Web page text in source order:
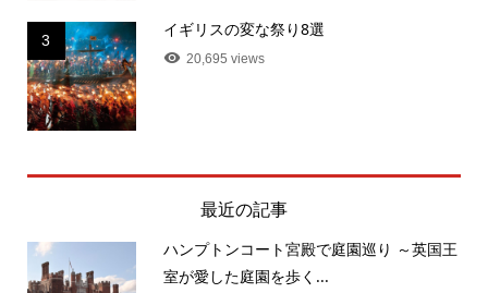
3
イギリスの変な祭り8選
20,695 views
最近の記事
ハンプトンコート宮殿で庭園巡り ～英国王
室が愛した庭園を歩く...